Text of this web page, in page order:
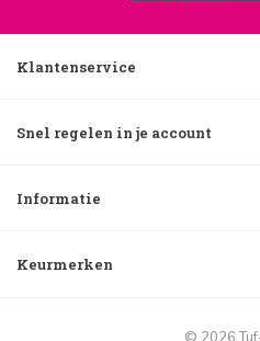
Klantenservice
Snel regelen in je account
Informatie
Keurmerken
© 2026